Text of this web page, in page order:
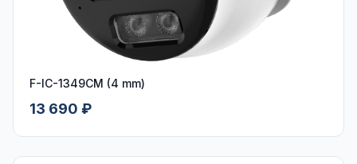
F-IC-1349CM (4 mm)
13 690 ₽